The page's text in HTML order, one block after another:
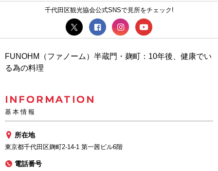
千代田区観光協会公式SNSで見所をチェック!
FUNOHM（ファノーム）半蔵門・麹町：10年後、健康でい
る為の料理
INFORMATION
基本情報
所在地
東京都千代田区麹町2-14-1 第一茜ビル6階
電話番号